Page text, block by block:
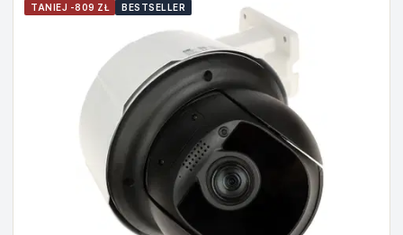
TANIEJ -809 ZŁ BESTSELLER